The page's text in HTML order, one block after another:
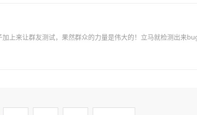
上来让群友测试，果然群众的力量是伟大的！立马就检测出来